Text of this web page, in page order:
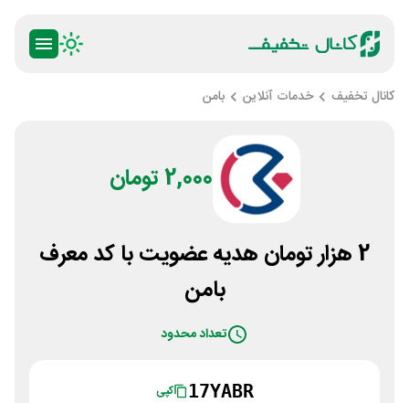
کانال تخفیف خدمات آنلاین بامن
2,000 تومان
2 هزار تومان هدیه عضویت با کد معرف
بامن
تعداد محدود
17YABR کپی